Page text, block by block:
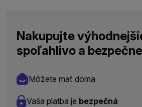
Nakupujte
spoľahlivo a bezpečne
Môžete mať doma
Vaša platba je bezpečná